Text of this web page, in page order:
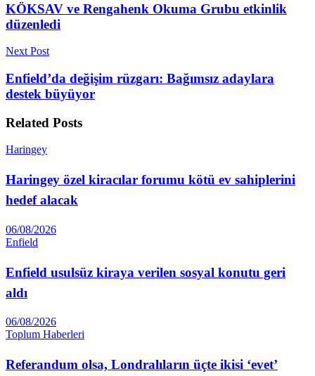
KÖKSAV ve Rengahenk Okuma Grubu etkinlik
düzenledi
Next Post
Enfield’da değişim rüzgarı: Bağımsız adaylara
destek büyüyor
Related Posts
Haringey
Haringey özel kiracılar forumu kötü ev sahiplerini
hedef alacak
06/08/2026
Enfield
Enfield usulsüz kiraya verilen sosyal konutu geri
aldı
06/08/2026
Toplum Haberleri
Referandum olsa, Londralıların üçte ikisi ‘evet’